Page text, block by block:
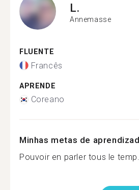
L.
Annemasse
FLUENTE
Francês
APRENDE
Coreano
Minhas metas de
Pouvoir en parler tous le